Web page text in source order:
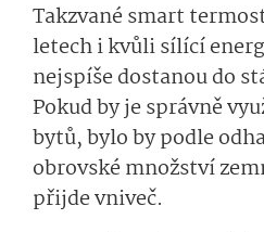
Takzvané smart
letech i kvůli sílící
nejspíše dostanou do
Pokud by je správně
bytů, bylo by podle
obrovské množství
přijde vniveč.